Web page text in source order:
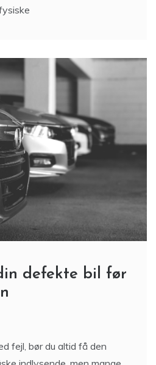
defekte bil før
fejl, bør du altid få den